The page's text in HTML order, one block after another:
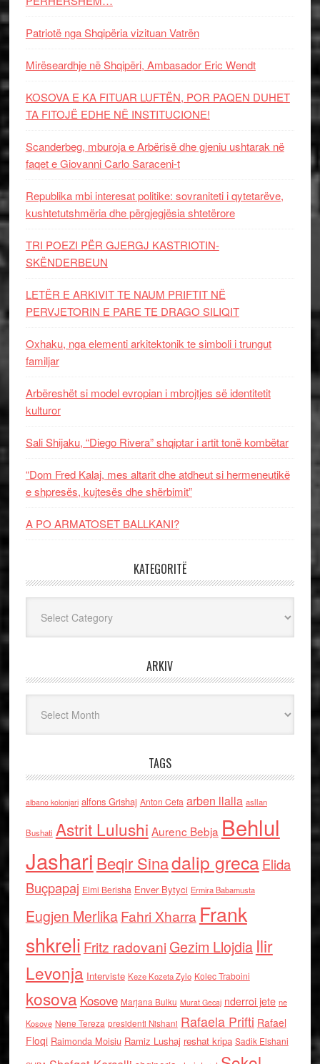
Patriotë nga Shqipëria vizituan Vatrën
Mirëseardhje në Shqipëri, Ambasador Eric Wendt
KOSOVA E KA FITUAR LUFTËN, POR PAQEN DUHET
TA FITOJË EDHE NË INSTITUCIONE!
Scanderbeg, mburoja e Arbërisë dhe gjeniu ushtarak në
faqet e Giovanni Carlo Saraceni-t
Republika mbi interesat politike: sovraniteti i qytetarëve,
kushtetutshmëria dhe përgjegjësia shtetërore
TRI POEZI PËR GJERGJ KASTRIOTIN-
SKËNDERBEUN
LETËR E ARKIVIT TE NAUM PRIFTIT NË
PERVJETORIN E PARE TE DRAGO SILIQIT
Oxhaku, nga elementi arkitektonik te simboli i trungut
familjar
Arbëreshët si model evropian i mbrojtjes së identitetit
kulturor
Sali Shijaku, “Diego Rivera” shqiptar i artit tonë kombëtar
“Dom Fred Kalaj, mes altarit dhe atdheut si hermeneutikë
e shpresës, kujtesës dhe shërbimit”
A PO ARMATOSET BALLKANI?
KATEGORITË
ARKIV
TAGS
albano kolonjari alfons Grishaj Anton Cefa arben llalla asllan
Bushati Astrit Lulushi Aurenc Bebja Behlul
Jashari Beqir Sinadalip grecaElida
Buçpapaj Elmi Berisha Enver Bytyci Ermira Babamusta
Eugjen MerlikaFahri Xharra Frank
shkreli Fritz radovaniGezim Llojdia Ilir
Levonja Interviste Keze Kozeta Zylo Kolec Traboini
kosova Kosove Marjana Bulku Murat Gecaj nderroi jete ne
Kosove Nene Tereza presidenti Nishani Rafaela Prifti Rafael
Floqi Raimonda Moisiu Ramiz Lushaj reshat kripa Sadik Elshani